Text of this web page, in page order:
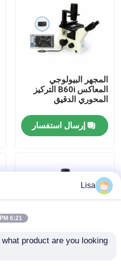
منتجات
أشرطة فيديو
عرض الواقع الافتراضي
معلومات عنا
جولة في المعمل
مراقبة الجودة
اتصل بنا
المجهر البيولوجي
المعاكس B60i التركيز
المحوري الدقيق
إرسال استفسار
Lisa
6:21 PM
what product are you looking